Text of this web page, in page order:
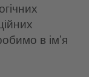
в ім’я